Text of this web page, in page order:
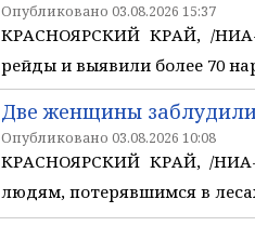
Опубликовано 03.08.2026 15:37
КРАСНОЯРСКИЙ КРАЙ, /
рейды и выявили более 70
Две женщины
Опубликовано 03.08.2026 10:08
КРАСНОЯРСКИЙ КРАЙ, /
людям, потерявшимся в